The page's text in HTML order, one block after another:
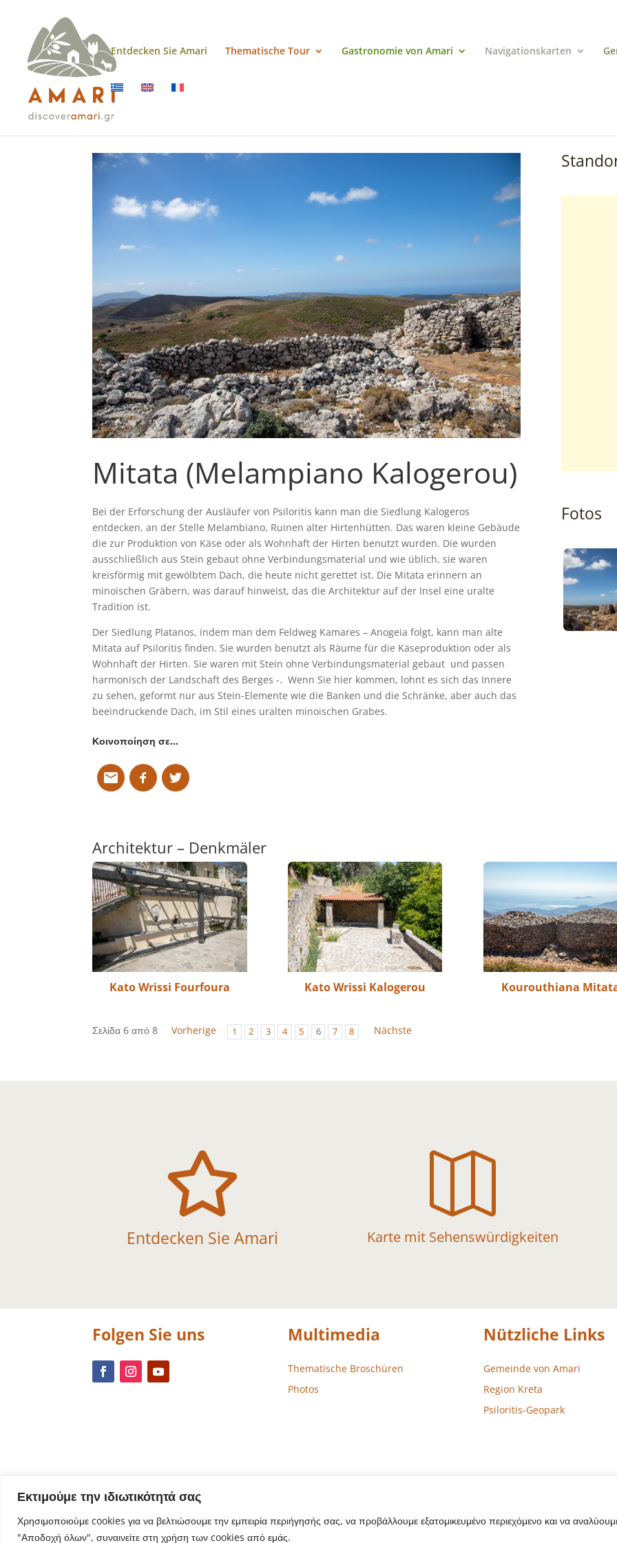
Εκτιμούμε την ιδιωτικότητά σας
Χρησιμοποιούμε cookies για να βελτιώσουμε την εμπειρία περιήγησής σας, να προβάλλουμε εξατομικευμένο περιεχόμενο και να
"Αποδοχή όλων", συναινείτε στη χρήση των cookies από εμάς.
Entdecken Sie Amari Thematische Tour Gastronomie von Amari Navigationskarten
Mitata (Melampiano Kalogerou)
Bei der Erforschung der Ausläufer von Psiloritis kann man die Siedlung Kalogeros
entdecken, an der Stelle Melambiano, Ruinen alter Hirtenhütten. Das waren kleine Gebäude
die zur Produktion von Käse oder als Wohnhaft der Hirten benutzt wurden. Die wurden
ausschließlich aus Stein gebaut ohne Verbindungsmaterial und wie üblich, sie waren
kreisförmig mit gewölbtem Dach, die heute nicht gerettet ist. Die Mitata erinnern an
minoischen Gräbern, was darauf hinweist, das die Architektur auf der Insel eine uralte
Tradition ist.
Der Siedlung Platanos, indem man dem Feldweg Kamares – Anogeia folgt, kann man alte
Mitata auf Psiloritis finden. Sie wurden benutzt als Räume für die Käseproduktion oder als
Wohnhaft der Hirten. Sie waren mit Stein ohne Verbindungsmaterial gebaut und passen
harmonisch der Landschaft des Berges -. Wenn Sie hier kommen, lohnt es sich das Innere
zu sehen, geformt nur aus Stein-Elemente wie die Banken und die Schränke, aber auch das
beeindruckende Dach, im Stil eines uralten minoischen Grabes.
Κοινοποίηση σε…
Fotos
Architektur – Denkmäler
Kato Wrissi Fourfoura Kato Wrissi Kalogerou Kourouthiana
Σελίδα 6 από 8 Vorherige 1 2 3 4 5 6 7 8 Nächste

Entdecken Sie Amari

Karte mit Sehenswürdigkeiten
Folgen Sie uns Multimedia
Thematische Broschüren
Photos
Nützliche Links
Gemeinde von Amari
Region Kreta
Psiloritis-Geopark
Website-Design – Entwicklung